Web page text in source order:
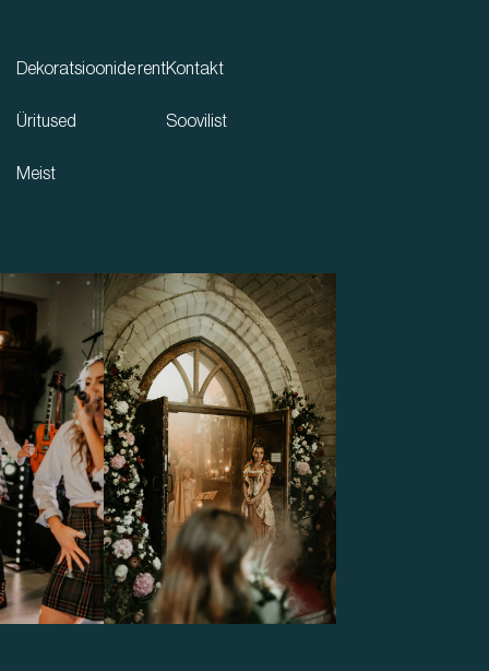
Dekoratsioonide rent
Üritused
Meist
Kontakt
Soovilist